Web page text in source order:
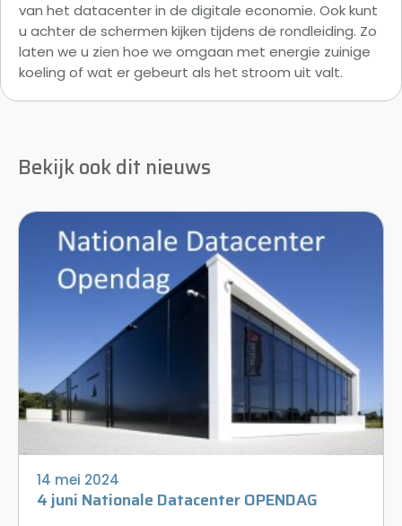
van het datacenter in de digitale economie. Ook kunt
u achter de schermen kijken tijdens de rondleiding. Zo
laten we u zien hoe we omgaan met energie zuinige
koeling of wat er gebeurt als het stroom uit valt.
Bekijk ook dit nieuws
14 mei 2024
4 juni Nationale Datacenter OPENDAG